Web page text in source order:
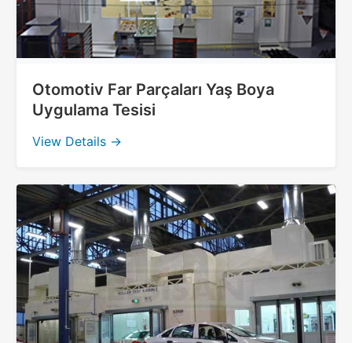
Otomotiv Far Parçaları Yaş Boya
Uygulama Tesisi
View Details →